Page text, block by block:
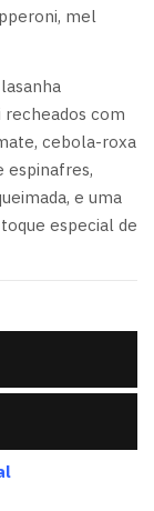
mel
com
cebola-roxa
espinafres,
e uma
especial de